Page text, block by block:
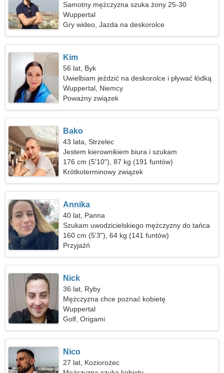
Samotny mężczyzna szuka żony 25-30
Wuppertal
Gry wideo, Jazda na deskorolce
Kim
56 lat, Byk
Uwielbiam jeździć na deskorolce i pływać łódką
Wuppertal, Niemcy
Poważny związek
Bako
43 lata, Strzelec
Jestem kierownikiem biura i szukam
romantycznej kobiety
176 cm (5'10"), 87 kg (191 funtów)
Krótkoterminowy związek
Annika
40 lat, Panna
Szukam uwodzicielskiego mężczyzny do tańca
160 cm (5'3"), 64 kg (141 funtów)
Przyjaźń
Nick
36 lat, Ryby
Mężczyzna chce poznać kobietę
Wuppertal
Golf, Origami
Nico
27 lat, Koziorożec